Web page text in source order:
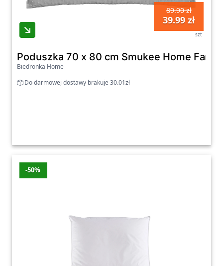
89.90 zł
39.99 zł
szt
Poduszka 70 x 80 cm Smukee Home
Biedronka Home
Do darmowej dostawy brakuje 30.01zł
-50%